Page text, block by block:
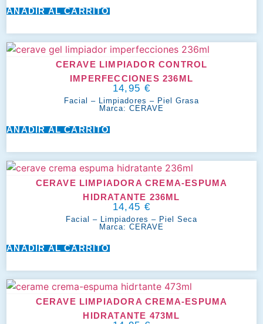
AÑADIR AL CARRITO
CERAVE LIMPIADOR CONTROL
IMPERFECCIONES 236ML
14,95 €
Facial – Limpiadores – Piel Grasa
Marca:CERAVE
AÑADIR AL CARRITO
CERAVE LIMPIADORA CREMA-ESPUMA
HIDRATANTE 236ML
14,45 €
Facial – Limpiadores – Piel Seca
Marca:CERAVE
AÑADIR AL CARRITO
CERAVE LIMPIADORA CREMA-ESPUMA
HIDRATANTE 473ML